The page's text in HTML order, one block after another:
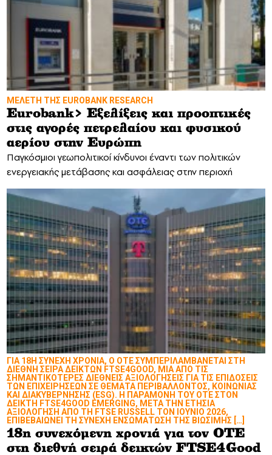
MΕΛΕΤΗ ΤΗΣ EUROBANK RESEARCH
Eurobank> Εξελίξεις και προοπτικές
στις αγορές πετρελαίου και φυσικού
αερίου στην Ευρώπη
Παγκόσμιοι γεωπολιτικοί κίνδυνοι έναντι των πολιτικών
ενεργειακής μετάβασης και ασφάλειας στην περιοχή
ΓΙΑ 18Η ΣΥΝΕΧΗ ΧΡΟΝΙΑ, Ο ΟΤΕ ΣΥΜΠΕΡΙΛΑΜΒΑΝΕΤΑΙ ΣΤΗ
ΔΙΕΘΝΗ ΣΕΙΡΑ ΔΕΙΚΤΩΝ FTSE4GOOD, ΜΙΑ ΑΠΟ ΤΙΣ
ΣΗΜΑΝΤΙΚΟΤΕΡΕΣ ΔΙΕΘΝΕΙΣ ΑΞΙΟΛΟΓΗΣΕΙΣ ΓΙΑ ΤΙΣ ΕΠΙΔΟΣΕΙΣ
ΤΩΝ ΕΠΙΧΕΙΡΗΣΕΩΝ ΣΕ ΘΕΜΑΤΑ ΠΕΡΙΒΑΛΛΟΝΤΟΣ, ΚΟΙΝΩΝΙΑΣ
ΚΑΙ ΔΙΑΚΥΒΕΡΝΗΣΗΣ (ESG). Η ΠΑΡΑΜΟΝΗ ΤΟΥ ΟΤΕ ΣΤΟΝ
ΔΕΙΚΤΗ FTSE4GOOD EMERGING, ΜΕΤΑ ΤΗΝ ΕΤΗΣΙΑ
ΑΞΙΟΛΟΓΗΣΗ ΑΠΟ ΤΗ FTSE RUSSELL ΤΟΝ ΙΟΥΝΙΟ 2026,
ΕΠΙΒΕΒΑΙΩΝΕΙ ΤΗ ΣΥΝΕΧΗ ΕΝΣΩΜΑΤΩΣΗ ΤΗΣ ΒΙΩΣΙΜΗΣ […]
18η συνεχόμενη χρονιά για τον ΟΤΕ
στη διεθνή σειρά δεικτών FTSE4Good